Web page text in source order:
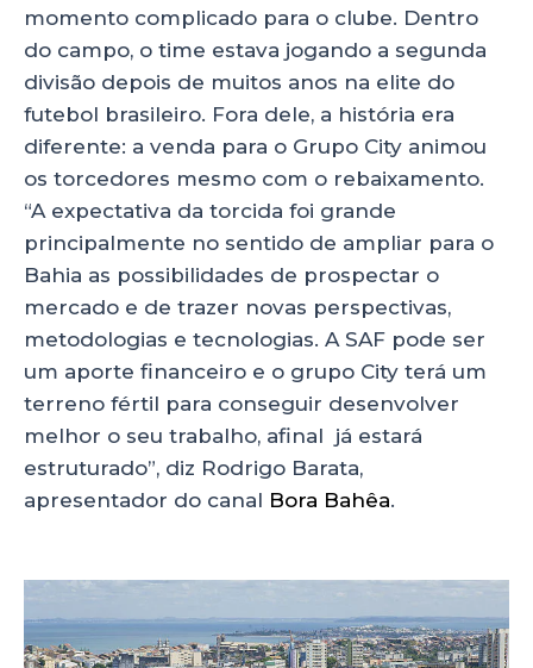
momento complicado para o clube. Dentro
do campo, o time estava jogando a segunda
divisão depois de muitos anos na elite do
futebol brasileiro. Fora dele, a história era
diferente: a venda para o Grupo City animou
os torcedores mesmo com o rebaixamento.
“A expectativa da torcida foi grande
principalmente no sentido de ampliar para o
Bahia as possibilidades de prospectar o
mercado e de trazer novas perspectivas,
metodologias e tecnologias. A SAF pode ser
um aporte financeiro e o grupo City terá um
terreno fértil para conseguir desenvolver
melhor o seu trabalho, afinal já estará
estruturado”, diz Rodrigo Barata,
apresentador do canal Bora Bahêa.